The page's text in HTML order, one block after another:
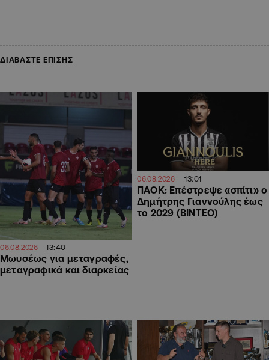
ΔΙΑΒΑΣΤΕ ΕΠΙΣΗΣ
06.08.2026 13:40
Μωυσέως για μεταγραφές,
μεταγραφικά και διαρκείας
06.08.2026 13:01
ΠΑΟΚ: Επέστρεψε «σπίτι» ο
Δημήτρης Γιαννούλης έως
το 2029 (ΒΙΝΤΕΟ)